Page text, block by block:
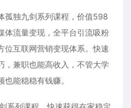
孤独九剑系列课程，价值598
体流量变现，全平台引流吸粉
位互联网营销变现体系。快速
，兼职也能高收入，不管大学
能稳稳有钱赚。